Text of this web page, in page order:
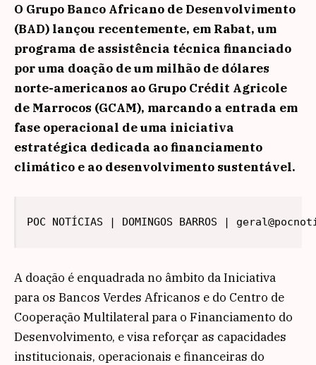
O Grupo Banco Africano de Desenvolvimento
(BAD) lançou recentemente, em Rabat, um
programa de assistência técnica financiado
por uma doação de um milhão de dólares
norte-americanos ao Grupo Crédit Agricole
de Marrocos (GCAM), marcando a entrada em
fase operacional de uma iniciativa
estratégica dedicada ao financiamento
climático e ao desenvolvimento sustentável.
POC NOTÍCIAS | DOMINGOS BARROS |
A doação é enquadrada no âmbito da Iniciativa
para os Bancos Verdes Africanos e do Centro de
Cooperação Multilateral para o Financiamento do
Desenvolvimento, e visa reforçar as capacidades
institucionais, operacionais e financeiras do